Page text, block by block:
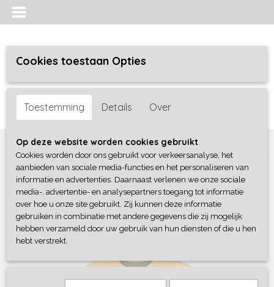
Inloggen Registreren
Home >Jongens baby>Sweaters / Truien / Vesten
Cookies toestaan Opties
Toestemming Details Over
Op deze website worden cookies gebruikt
Cookies worden door ons gebruikt voor verkeersanalyse, het
aanbieden van sociale media-functies en het personaliseren van
informatie en advertenties. Daarnaast verlenen we onze sociale
media-, advertentie- en analysepartners toegang tot informatie
over hoe u onze site gebruikt. Zij kunnen deze informatie
gebruiken in combinatie met andere gegevens die zij mogelijk
hebben verzameld door uw gebruik van hun diensten of die u hen
hebt verstrekt.